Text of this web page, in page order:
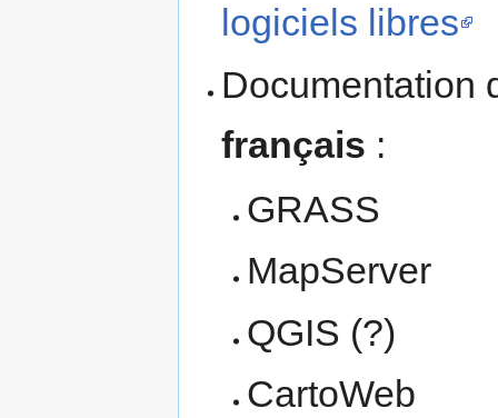
logiciels libres
Documentation
français :
GRASS
MapServer
QGIS (?)
CartoWeb